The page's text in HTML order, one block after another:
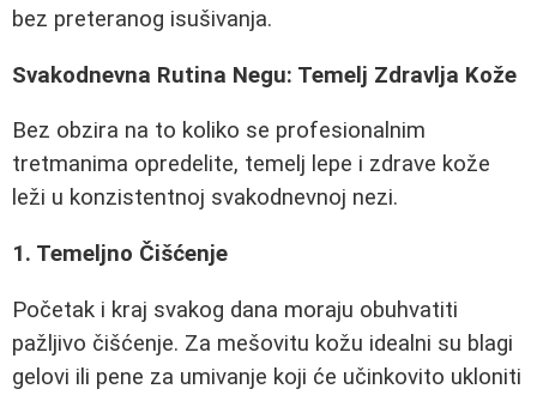
bez preteranog isušivanja.
Svakodnevna Rutina Negu: Temelj Zdravlja Kože
Bez obzira na to koliko se profesionalnim
tretmanima opredelite, temelj lepe i zdrave kože
leži u konzistentnoj svakodnevnoj nezi.
1. Temeljno Čišćenje
Početak i kraj svakog dana moraju obuhvatiti
pažljivo čišćenje. Za mešovitu kožu idealni su blagi
gelovi ili pene za umivanje koji će učinkovito ukloniti